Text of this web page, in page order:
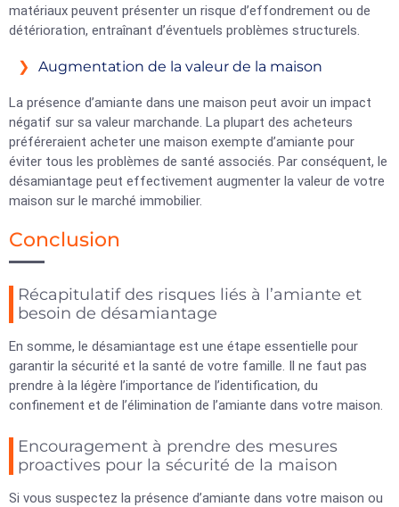
matériaux peuvent présenter un risque d’effondrement ou de
détérioration, entraînant d’éventuels problèmes structurels.
Augmentation de la valeur de la maison
La présence d’amiante dans une maison peut avoir un impact
négatif sur sa valeur marchande. La plupart des acheteurs
préféreraient acheter une maison exempte d’amiante pour
éviter tous les problèmes de santé associés. Par conséquent, le
désamiantage peut effectivement augmenter la valeur de votre
maison sur le marché immobilier.
Conclusion
Récapitulatif des risques liés à l’amiante et
besoin de désamiantage
En somme, le désamiantage est une étape essentielle pour
garantir la sécurité et la santé de votre famille. Il ne faut pas
prendre à la légère l’importance de l’identification, du
confinement et de l’élimination de l’amiante dans votre maison.
Encouragement à prendre des mesures
proactives pour la sécurité de la maison
Si vous suspectez la présence d’amiante dans votre maison ou